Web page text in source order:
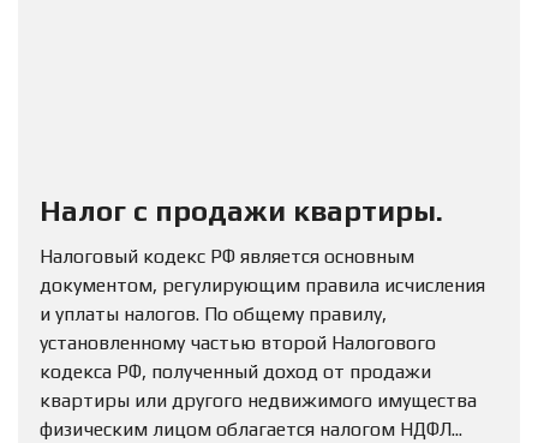
Налог с продажи квартиры.
Налоговый кодекс РФ является основным
документом, регулирующим правила исчисления
и уплаты налогов. По общему правилу,
установленному частью второй Налогового
кодекса РФ, полученный доход от продажи
квартиры или другого недвижимого имущества
физическим лицом облагается налогом НДФЛ...